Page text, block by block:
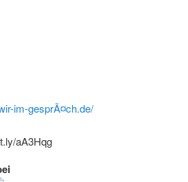
im-gesprÃ¤ch.de/
aA3Hqg